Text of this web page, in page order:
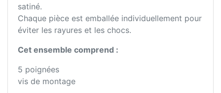
satiné.
Chaque pièce est emballée individuellement pour
éviter les rayures et les chocs.
Cet ensemble comprend :
5 poignées
vis de montage